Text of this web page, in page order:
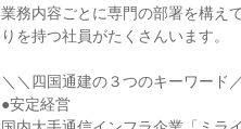
業務内容ごとに専門の部署を構え
りを持つ社員がたくさんいます。
＼＼四国通建の３つのキーワード
●安定経営